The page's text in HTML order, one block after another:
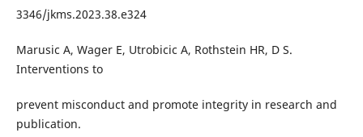
3346/jkms.2023.38.e324
Marusic A, Wager E, Utrobicic A, Rothstein HR, D S.
Interventions to
prevent misconduct and promote integrity in research and
publication.